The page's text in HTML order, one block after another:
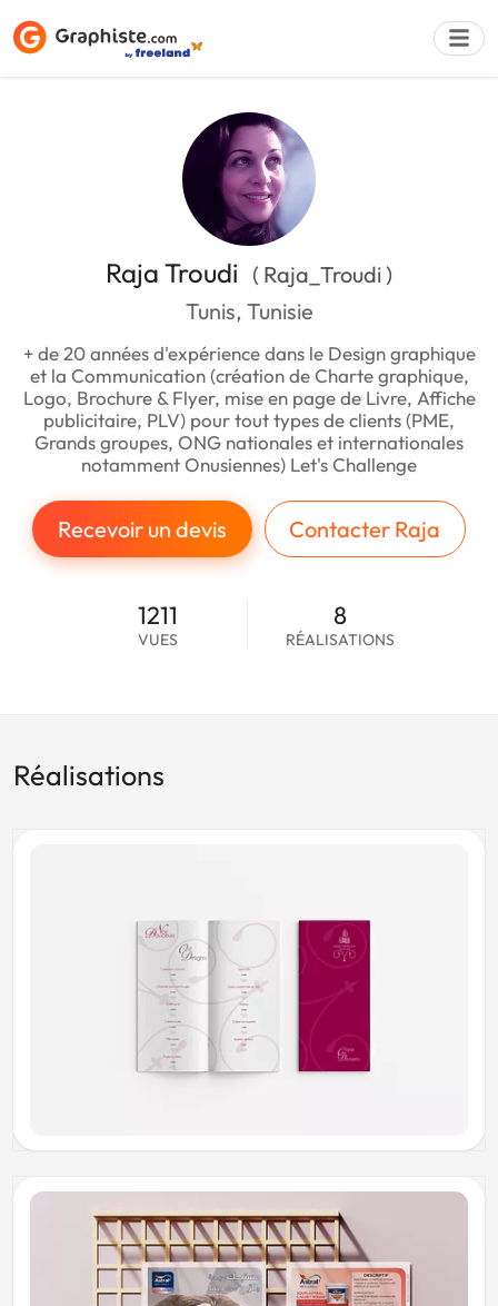
Raja Troudi ( Raja_Troudi )
Tunis, Tunisie
+ de 20 années d'expérience dans le Design graphique
et la Communication (création de Charte graphique,
Logo, Brochure & Flyer, mise en page de Livre, Affiche
publicitaire, PLV) pour tout types de clients (PME,
Grands groupes, ONG nationales et internationales
notamment Onusiennes) Let's Challenge
Recevoir un devis Contacter Raja
1211
VUES
8
RÉALISATIONS
Réalisations